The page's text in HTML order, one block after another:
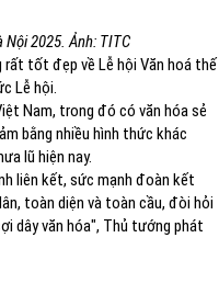
2025. Ảnh: TITC
rất tốt đẹp về Lễ hội Văn hoá thế
Lễ hội.
Nam, trong đó có văn hóa sẻ
bằng nhiều hình thức khác
lũ hiện nay.
liên kết, sức mạnh đoàn kết
toàn diện và toàn cầu, đòi hỏi
dây văn hóa", Thủ tướng phát